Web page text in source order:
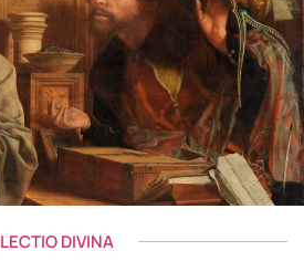
LECTIO DIVINA